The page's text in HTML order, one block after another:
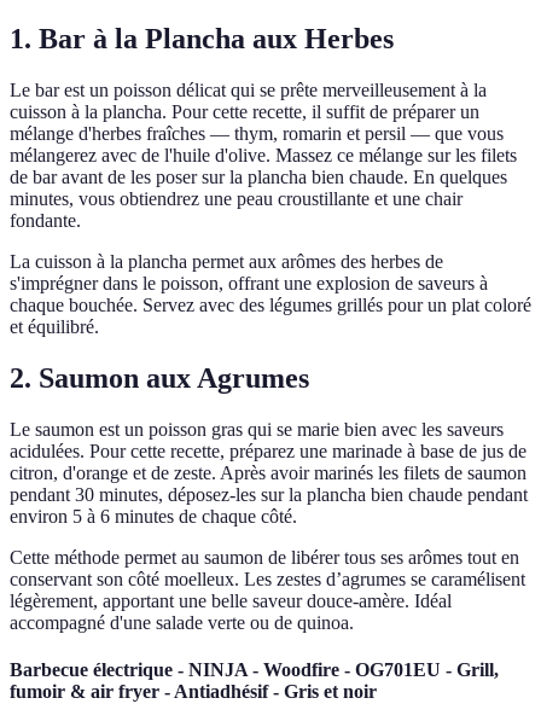
1. Bar à la Plancha aux Herbes
Le bar est un poisson délicat qui se prête merveilleusement à la
cuisson à la plancha. Pour cette recette, il suffit de préparer un
mélange d'herbes fraîches — thym, romarin et persil — que vous
mélangerez avec de l'huile d'olive. Massez ce mélange sur les filets
de bar avant de les poser sur la plancha bien chaude. En quelques
minutes, vous obtiendrez une peau croustillante et une chair
fondante.
La cuisson à la plancha permet aux arômes des herbes de
s'imprégner dans le poisson, offrant une explosion de saveurs à
chaque bouchée. Servez avec des légumes grillés pour un plat coloré
et équilibré.
2. Saumon aux Agrumes
Le saumon est un poisson gras qui se marie bien avec les saveurs
acidulées. Pour cette recette, préparez une marinade à base de jus de
citron, d'orange et de zeste. Après avoir marinés les filets de saumon
pendant 30 minutes, déposez-les sur la plancha bien chaude pendant
environ 5 à 6 minutes de chaque côté.
Cette méthode permet au saumon de libérer tous ses arômes tout en
conservant son côté moelleux. Les zestes d’agrumes se caramélisent
légèrement, apportant une belle saveur douce-amère. Idéal
accompagné d'une salade verte ou de quinoa.
Barbecue électrique - NINJA - Woodfire - OG701EU - Grill,
fumoir & air fryer - Antiadhésif - Gris et noir